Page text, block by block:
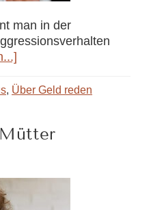
man in der
wird
Kooperation?
, Über Geld reden